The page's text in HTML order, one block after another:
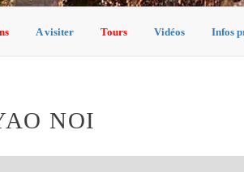
A visiter Tours Vidéos Infos
NOI